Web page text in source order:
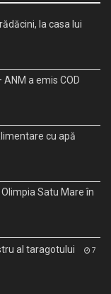
la casa lui
a emis COD
cu apă
Satu Mare în
al taragotului 7